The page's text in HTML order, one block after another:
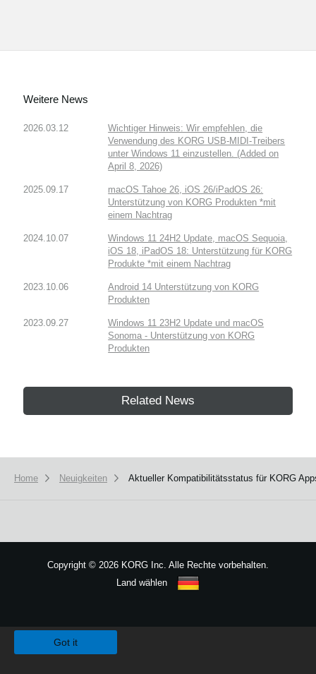
Weitere News
2026.03.12
Wichtiger Hinweis: Wir empfehlen, die
Verwendung des KORG USB-MIDI-Treibers
unter Windows 11 einzustellen. (Added on
April 8, 2026)
2025.09.17
macOS Tahoe 26, iOS 26/iPadOS 26:
Unterstützung von KORG Produkten *mit
einem Nachtrag
2024.10.07
Windows 11 24H2 Update, macOS Sequoia,
iOS 18, iPadOS 18: Unterstützung für KORG
Produkte *mit einem Nachtrag
2023.10.06
Android 14 Unterstützung von KORG
Produkten
2023.09.27
Windows 11 23H2 Update und macOS
Sonoma - Unterstützung von KORG
Produkten
Related News
Home Neuigkeiten Aktueller Kompatibilitätsstatus für KORG
Copyright © 2026 KORG Inc. Alle Rechte vorbehalten.
Land wählen
Got it